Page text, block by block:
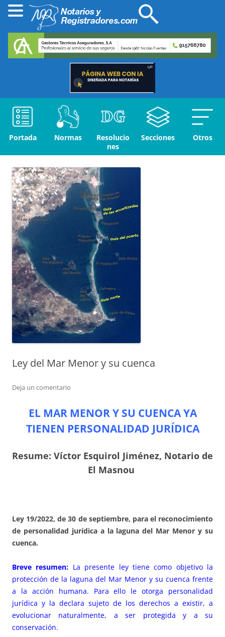
Portada Normas
Resolucio
nes
Secciones Otros
Ley del Mar Menor y su cuenca
Deja un comentario
EL MAR MENOR Y SU CUENCA YA
TIENEN PERSONALIDAD JURÍDICA
Resume: Víctor Esquirol Jiménez, Notario de
El Masnou
Ley 19/2022, de 30 de septiembre, para el reconocimiento
de personalidad jurídica a la laguna del Mar Menor y su
cuenca.
Breve resumen: La presente ley tiene como objetivo la
protección de la laguna del Mar Menor y su cuenca frente
a la acción humana. Para ello le otorga personalidad
jurídica y la declara sujeto de los derechos a existir, a
evolucionar naturalmente, a ser protegida y a su
conservación.